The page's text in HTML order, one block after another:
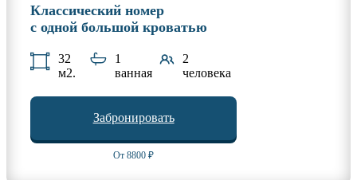
Классический номер
с одной большой кроватью
32
м2.
1
ванная
2
человека
Забронировать
От 8800 ₽